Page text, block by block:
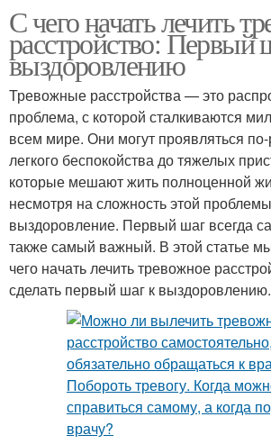
С чего начать лечить
расстройство: Первый
выздоровлению
Тревожные расстройства — это
проблема, с которой сталкиваются
всем мире. Они могут проявляться
легкого беспокойства до тяжелых
которые мешают жить полноценной
несмотря на сложность этой
выздоровление. Первый шаг всегда
также самый важный. В этой статье
чего начать лечить тревожное
сделать первый шаг к выздоровлению.